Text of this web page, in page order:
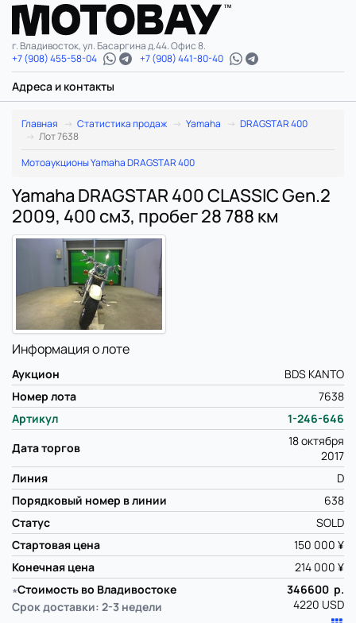
г. Владивосток, ул. Басаргина д.44. Офис 8.
+7 (908) 455-58-04
+7 (908) 441-80-40
Адреса и контакты
Главная Статистика продаж Yamaha
DRAGSTAR 400
Лот 7638
Мотоаукционы Yamaha DRAGSTAR 400
Yamaha DRAGSTAR 400 CLASSIC Gen.2
2009, 400 см3, пробег 28 788 км
Информация о лоте
Аукцион
BDS KANTO
Номер лота
7638
Артикул
1-246-646
Дата торгов
18 октября
2017
Линия
D
Порядковый номер в линии
638
Статус
SOLD
Стартовая цена
150 000 ¥
Конечная цена
214 000 ¥
∗Стоимость во Владивостоке
Срок доставки: 2-3 недели
346600 р.
4220 USD